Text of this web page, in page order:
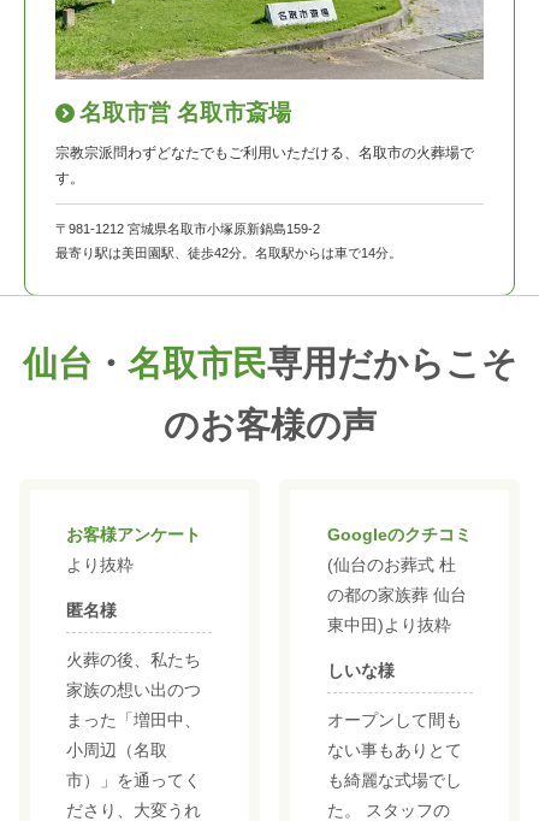
名取市営 名取市斎場
宗教宗派問わずどなたでもご利用いただける、名取市の火葬場で
す。
〒981-1212 宮城県名取市小塚原新鍋島159-2
最寄り駅は美田園駅、徒歩42分。名取駅からは車で14分。
仙台 ・ 名取市民専用だからこそ
のお客様の声
お客様アンケート
より抜粋
匿名様
火葬の後、私たち
家族の想い出のつ
まった「増田中、
小周辺（名取
市）」を通ってく
ださり、大変うれ
Googleのクチコミ
(仙台のお葬式 杜
の都の家族葬 仙台
東中田)より抜粋
しいな様
オープンして間も
ない事もありとて
も綺麗な式場でし
た。 スタッフの